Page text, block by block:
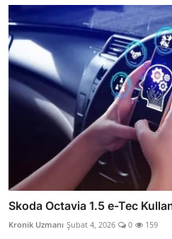
Skoda Octavia 1.5 e-Tec
Kronik Uzmanı Şubat 4, 2026 0 159